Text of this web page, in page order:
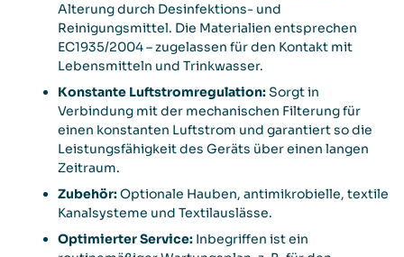
Alterung durch Desinfektions- und
Reinigungsmittel. Die Materialien entsprechen
EC1935/2004 – zugelassen für den Kontakt mit
Lebensmitteln und Trinkwasser.
Konstante Luftstromregulation:Sorgt in
Verbindung mit der mechanischen Filterung für
einen konstanten Luftstrom und garantiert so die
Leistungsfähigkeit des Geräts über einen langen
Zeitraum.
Zubehör:Optionale Hauben, antimikrobielle, textile
Kanalsysteme und Textilauslässe.
Optimierter Service: Inbegriffen ist ein